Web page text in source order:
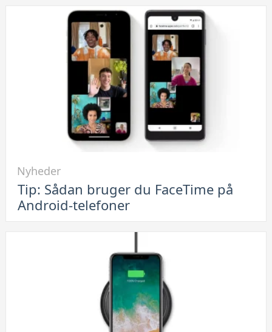
Tip:
Sådan
Nyheder
Tip: Sådan bruger du FaceTime på
Android-telefoner